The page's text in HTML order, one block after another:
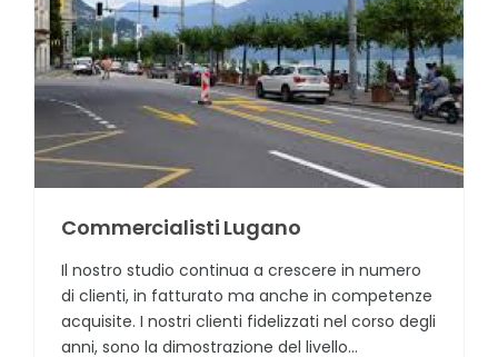
Commercialisti Lugano
Il nostro studio continua a crescere in numero
di clienti, in fatturato ma anche in competenze
acquisite. I nostri clienti fidelizzati nel corso degli
anni, sono la dimostrazione del livello...